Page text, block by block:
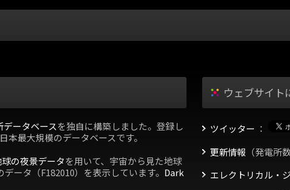
ータベースを独自に構築しました。登録し
最大規模のデータベースです。
の夜景データを用いて、宇宙から見た地球
ータ（F182010）を表示しています。 Dark
ウェブサイト
ツイッター ：
更新情報 （発電所
エレクトリカル・